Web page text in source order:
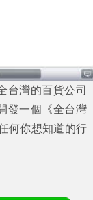
台灣的百貨公司
發一個《全台灣
何你想知道的行